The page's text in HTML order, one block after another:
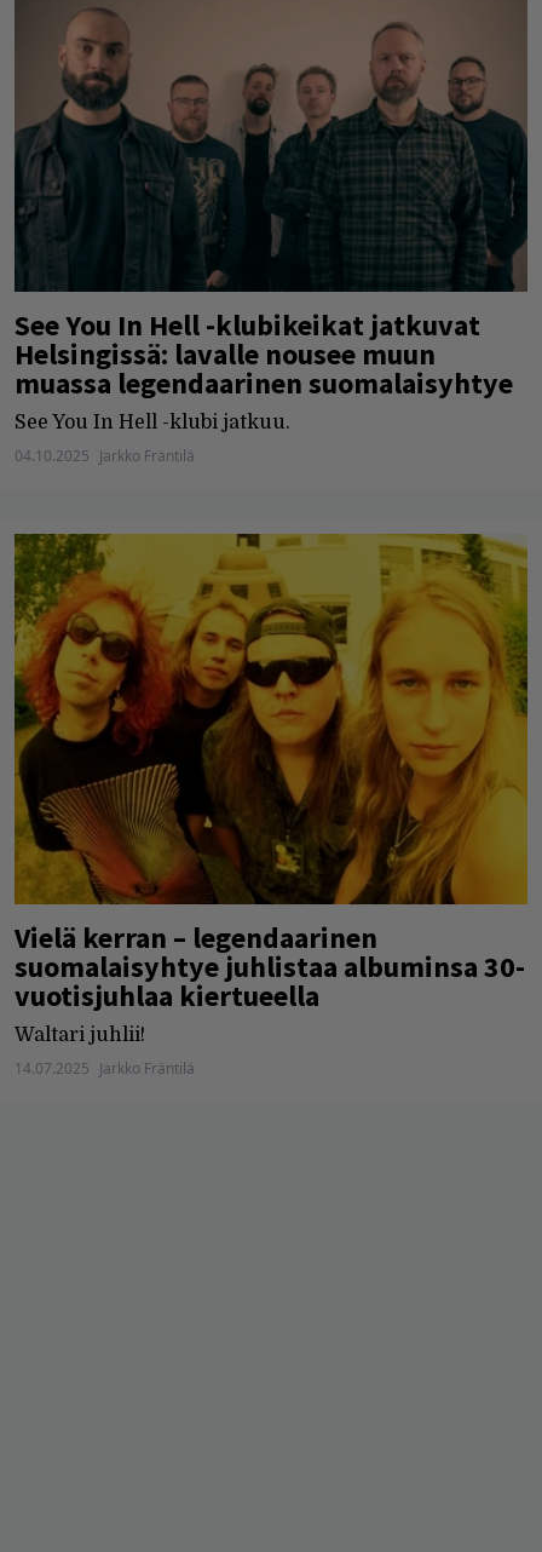
See You In Hell -klubikeikat jatkuvat
Helsingissä: lavalle nousee muun
muassa legendaarinen suomalaisyhtye
See You In Hell -klubi jatkuu.
04.10.2025 Jarkko Fräntilä
Vielä kerran – legendaarinen
suomalaisyhtye juhlistaa albuminsa 30-
vuotisjuhlaa kiertueella
Waltari juhlii!
14.07.2025 Jarkko Fräntilä